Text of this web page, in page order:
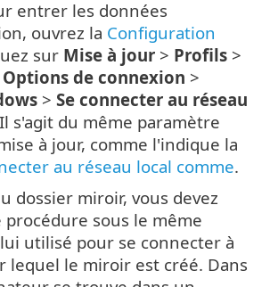
entrer les données
ouvrez la Configuration
sur Mise à jour > Profils >
Options de connexion >
> Se connecter au réseau
s'agit du même paramètre
à jour, comme l'indique la
au réseau local comme.
dossier miroir, vous devez
sous le même
utilisé pour se connecter à
lequel le miroir est créé. Dans